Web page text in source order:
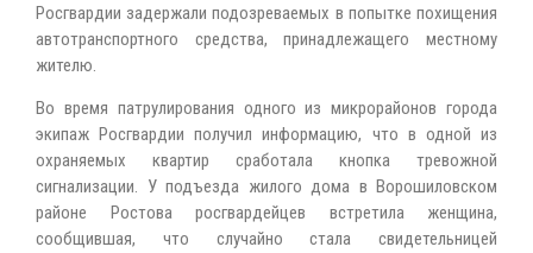
Росгвардии задержали подозреваемых в попытке похищения
автотранспортного средства, принадлежащего местному
жителю.
Во время патрулирования одного из микрорайонов города
экипаж Росгвардии получил информацию, что в одной из
охраняемых квартир сработала кнопка тревожной
сигнализации. У подъезда жилого дома в Ворошиловском
районе Ростова росгвардейцев встретила женщина,
сообщившая, что случайно стала свидетельницей